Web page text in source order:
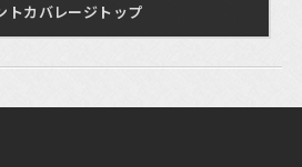
トカバレージトップ